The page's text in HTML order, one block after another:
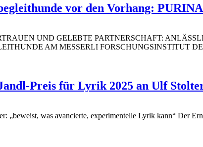
vor den Vorhang:
UND GELEBTE PARTNERSCHAFT:
AM MESSERLI FORSCHUNGSINSTITUT
Preis für Lyrik 2025 an Ulf
„beweist, was avancierte, experimentelle Lyrik kann“ Der